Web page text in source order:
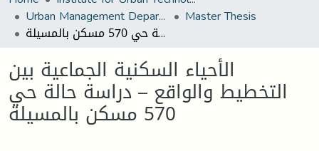
Urban Management Department Master Thesis
الأحياء السكنية الجماعية بين التخطيط والواقع – دراسة حالة حي 570 مسكن بالمسيلة
الأحياء السكنية الجماعية بين
التخطيط والواقع – دراسة حالة حي
570 مسكن بالمسيلة